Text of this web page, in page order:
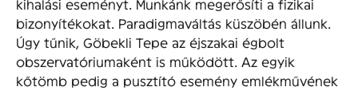
kihalási eseményt. Munkánk megerősíti a fizikai
bizonyítékokat. Paradigmaváltás küszöbén állunk.
Úgy tűnik, Göbekli Tepe az éjszakai égbolt
obszervatóriumaként is működött. Az egyik
kőtömb pedig a pusztító esemény emlékművének